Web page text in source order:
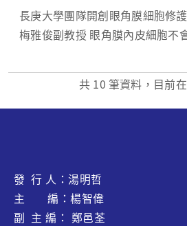
長庚大學團隊開創眼角膜細胞修護新里程
梅雅俊副教授 眼角膜內皮細胞不會增生，若因老化、
要透過角膜移植手術來重見光明
法趕上需要移植的數量，長庚大
教授透過編程誘導性多能幹細胞...
共 10 筆資料，目前在
發 行 人：湯明哲
主 編：楊智偉
副 主 編： 鄭邑荃